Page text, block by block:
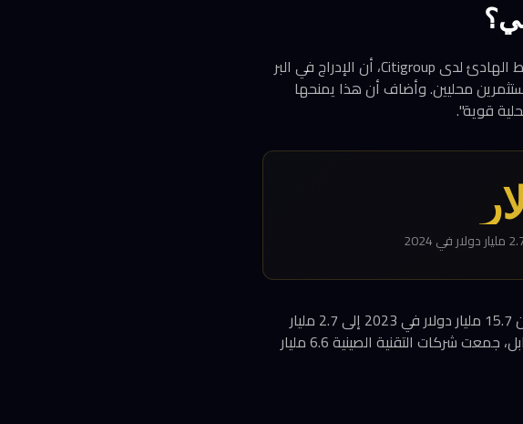
أوضح هو-يين لي، الرئيس المشارك لقطاع التقنية والاتصالات في آسيا والمحيط الهادئ لدى Citigroup، أن الإدراج في البر
محليين. وأضاف أن هذا يمنحها
قوية".
للمقارنة، انخفضت العائدات السنوية من اكتتابات شركات التقنية في الصين من 15.7 مليار دولار في 2023 إلى 2.7 مليار
دولار فقط في 2024، قبل أن تتعافى إلى 3.6 مليار دولار في 2025. في المقابل، جمعت شركات التقنية الصينية 6.6 مليار